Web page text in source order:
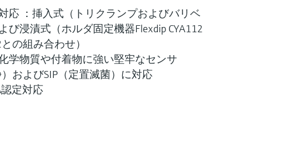
応 ：挿入式（トリクランプおよびバリベ
び浸漬式（ホルダ固定機器Flexdip CYA112
の組み合わせ）
学物質や付着物に強い堅牢なセンサ
およびSIP（定置滅菌）に対応
定対応